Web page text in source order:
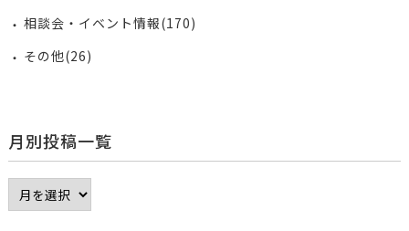
相談会・イベント情報(170)
その他(26)
月別投稿一覧